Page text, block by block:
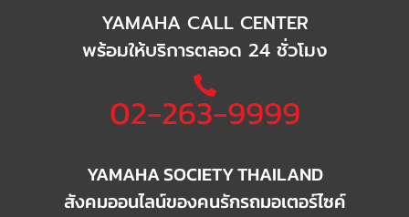
YAMAHA CALL CENTER
พร้อมให้บริการตลอด 24 ชั่วโมง
02-263-9999
YAMAHA SOCIETY THAILAND
สังคมออนไลน์ของคนรักรถมอเตอร์ไซค์